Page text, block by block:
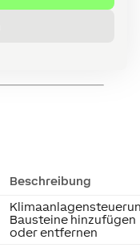
Beschreibung
Bausteine hinzufügen
oder entfernen